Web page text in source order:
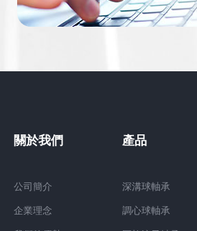
關於我們
公司簡介
企業理念
產品
深溝球軸承
調心球軸承